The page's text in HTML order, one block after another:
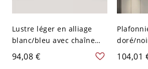
Lustre léger en alliage
blanc/bleu avec chaîne
réglable - 110 V-120 V
Bleu 3
94,08 €
doré/
en
120 V
104,01